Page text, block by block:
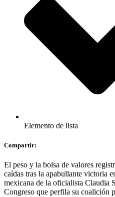
Elemento de lista
Compartir:
El peso y la bolsa de valores
caídas tras la apabullante victoria
mexicana de la oficialista Claudia
Congreso que perfila su coalición